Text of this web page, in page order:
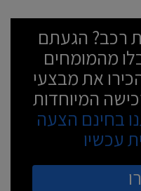
רכב? הגעתם
מהמומחים
את מבצעי
המיוחדות
בחינם הצעה
עכשיו